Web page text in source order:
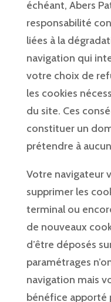
échéant, Abers
responsabilité
liées à la
navigation qui
votre choix de
les cookies
du site. Ces
constituer un
prétendre à
Votre navigateur
supprimer les
terminal ou
de nouveaux
d’être déposés
paramétrages
navigation mais
bénéfice apporté